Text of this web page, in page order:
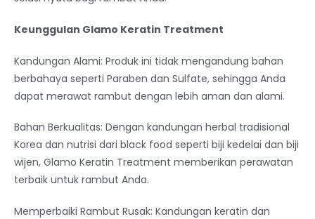
Keunggulan Glamo Keratin Treatment
Kandungan Alami: Produk ini tidak mengandung bahan
berbahaya seperti Paraben dan Sulfate, sehingga Anda
dapat merawat rambut dengan lebih aman dan alami.
Bahan Berkualitas: Dengan kandungan herbal tradisional
Korea dan nutrisi dari black food seperti biji kedelai dan biji
wijen, Glamo Keratin Treatment memberikan perawatan
terbaik untuk rambut Anda.
Memperbaiki Rambut Rusak: Kandungan keratin dan